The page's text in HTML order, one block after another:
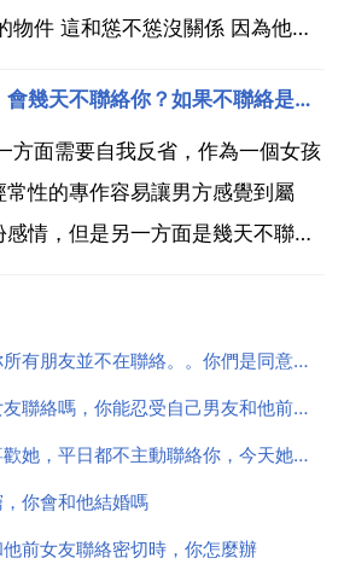
物件 這和慫不慫沒關係 因為他的
會吃醋但是不能太過分畢竟現在
與慫不慫沒關係 其實這個和他...
男朋友如果在乎你，會幾天不聯絡你？如果不聯絡是我提的，他照做
方面需要自我反省，作為一個女孩
性的專作容易讓男方感覺到屬
情，但是另一方面是幾天不聯絡
好。望珍惜。如果男朋友經常幾
是完全不聯絡了，那說明他心思根
如果你男友讓你放棄你所有朋友並不在聯絡。。你們是同意還是不同意。。理由。。不答應跟朋友聯絡就分手
你能忍受男友和他前女友聯絡嗎，你能忍受自己男友和他前女友關係特別好？有沒有人願意聽我講然後幫我分析下，可能會有點長。
如果女孩子，知道你喜歡她，平日都不主動聯絡你，今天她向你借車一用，於是你非常高興的借給她了，她
你會和他結婚嗎
前女友聯絡密切時，你怎麼辦